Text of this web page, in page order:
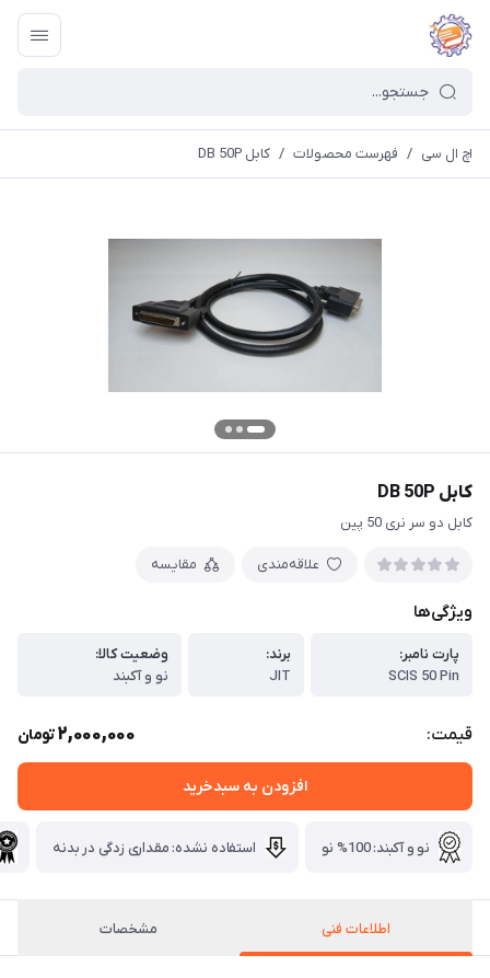
اچ ال سی / فهرست محصولات / کابل DB 50P
کابل DB 50P
کابل دو سر نری 50 پین
علاقه‌مندی مقایسه
ویژگی‌ها
پارت نامبر:
SCIS 50 Pin
برند:
JIT
وضعیت کالا:
نو و آکبند
قیمت: 2,000,000تومان
افزودن به سبدخرید
نو و آکبند: 100% نو استفاده نشده: مقداری زدگی در بدنه
اطلاعات فنی مشخصات